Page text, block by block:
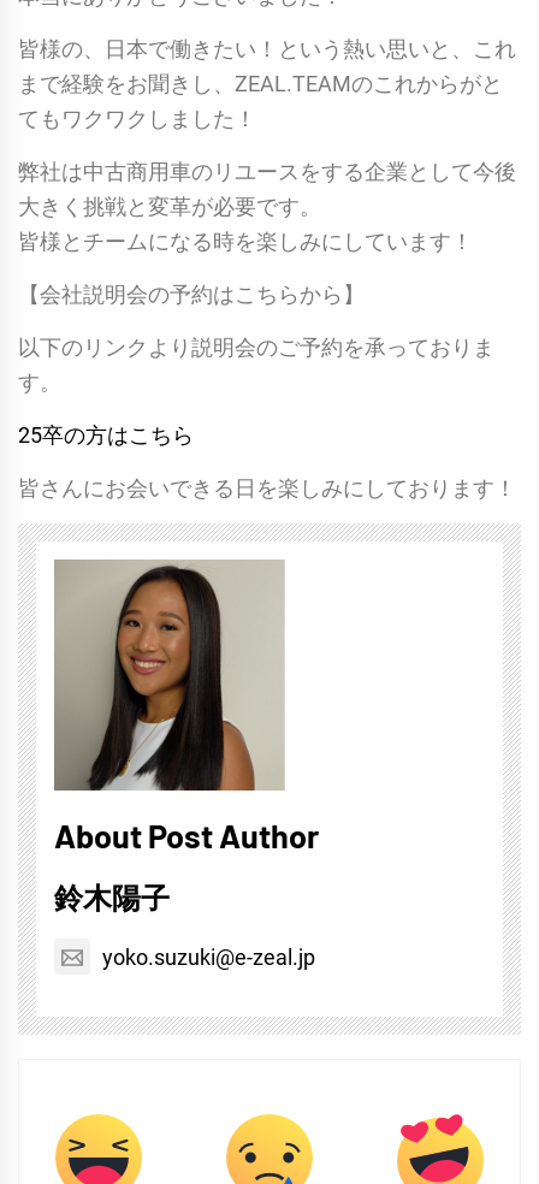
皆様の、日本で働きたい！という熱い思いと、これ
まで経験をお聞きし、ZEAL.TEAMのこれからがと
てもワクワクしました！
弊社は中古商用車のリユースをする企業として今後
大きく挑戦と変革が必要です。
皆様とチームになる時を楽しみにしています！
【会社説明会の予約はこちらから】
以下のリンクより説明会のご予約を承っておりま
す。
25卒の方はこちら
皆さんにお会いできる日を楽しみにしております！
About Post Author
鈴木陽子
yoko.suzuki@e-zeal.jp